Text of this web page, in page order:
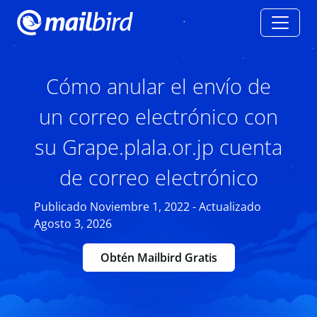
Cómo anular el envío de
un correo electrónico con
su Grape.plala.or.jp cuenta
de correo electrónico
Publicado Noviembre 1, 2022 - Actualizado
Agosto 3, 2026
Obtén Mailbird Gratis